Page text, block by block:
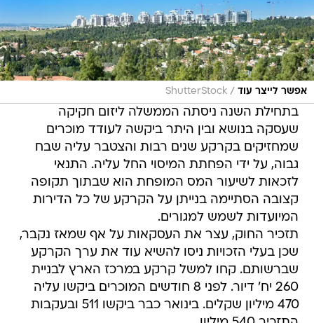
אפשר לייצר עוד /
ShutterStock
בתחילת השנה ניסתה הממשלה ליזום חקיקה
שעסקה בנושא ובין היתר ביקשה לעודד מוכרים
שמחזיקים בקרקע שנים רבות והצטבר עליה שבח
גבוה, על ידי הפחתת המיסוי החל עליה. התנאי
לזכאות לשיעור המס המופחת הוא שבתוך תקופה
קצובה הסתיימה בנייתן על הקרקע של כל הדירות
המיועדות לשמש למגורים.
תזכיר החוק, עצר את העסקאות על אף שמאז נקבר,
שכן בעלי הזכויות ניסו להשיא עוד את ערך הקרקע
שברשותם. קחו למשל קרקע במרכז הארץ לבניית
260 יח' דיור. לפני 8 חודשים המוכרים ביקשו עליה
470 מיליון שקלים. בינואר כבר ביקשו 511 ובעקבות